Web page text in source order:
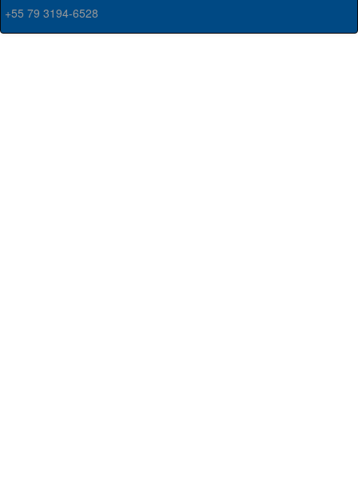
+55 79 3194-6528